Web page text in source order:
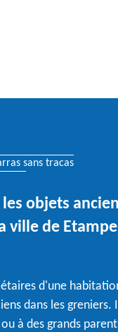
sans tracas
objets
ville de
d'une
dans les greniers.
à des grands